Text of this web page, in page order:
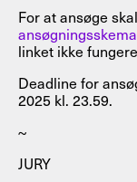
For at ansøge
ansøgningsskema
linket ikke
Deadline for
2025 kl. 23.59.
~
JURY